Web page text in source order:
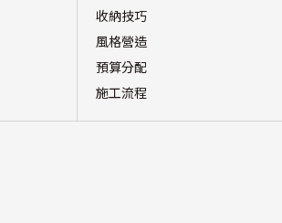
收納技巧
風格營造
預算分配
施工流程